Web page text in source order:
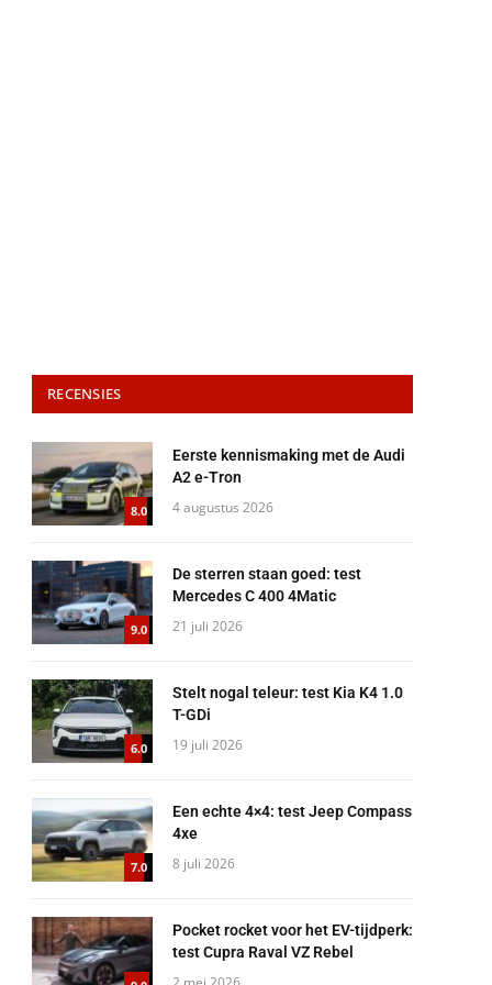
RECENSIES
8.0
Eerste kennismaking met de Audi
A2 e-Tron
4 augustus 2026
9.0
De sterren staan goed: test
Mercedes C 400 4Matic
21 juli 2026
6.0
Stelt nogal teleur: test Kia K4 1.0
T-GDi
19 juli 2026
7.0
Een echte 4×4: test Jeep Compass
4xe
8 juli 2026
Pocket rocket voor het EV-tijdperk:
test Cupra Raval VZ Rebel